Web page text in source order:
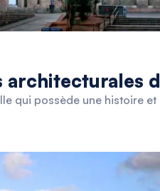
architecturales
qui possède une histoire